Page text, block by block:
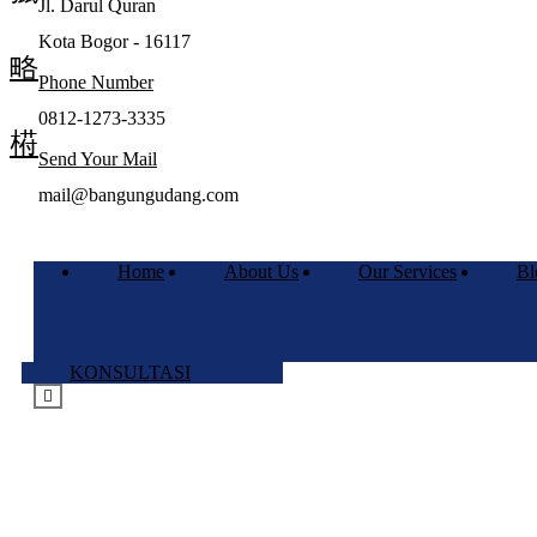
Jl. Darul Quran
Kota Bogor - 16117
Phone Number
0812-1273-3335
Send Your Mail
mail@bangungudang.com
Home About Us Our Services
KONSULTASI